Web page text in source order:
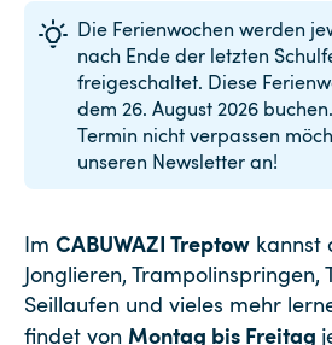
Die Ferienwochen werden
nach Ende der letzten
freigeschaltet. Diese
dem 26. August 2026
Termin nicht verpassen
unseren Newsletter an!
Im CABUWAZI Treptow kannst
Jonglieren, Trampolinspringen,
Seillaufen und vieles mehr
findet von Montag bis Freitag